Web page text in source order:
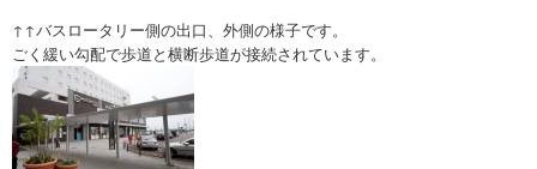
↑↑バスロータリー側の出口、外側の様子です。
ごく緩い勾配で歩道と横断歩道が接続されています。